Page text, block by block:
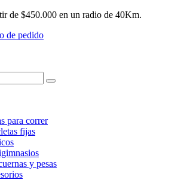
de $450.000 en un radio de 40Km.
de pedido
para correr
fijas
y pesas